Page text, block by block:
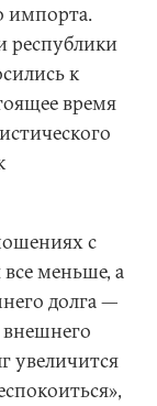
импорта.
республики
к
время
с
меньше, а
долга —
внешнего
увеличится